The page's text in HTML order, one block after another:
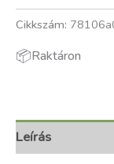
Cikkszám:
📦Raktáron
Leírás